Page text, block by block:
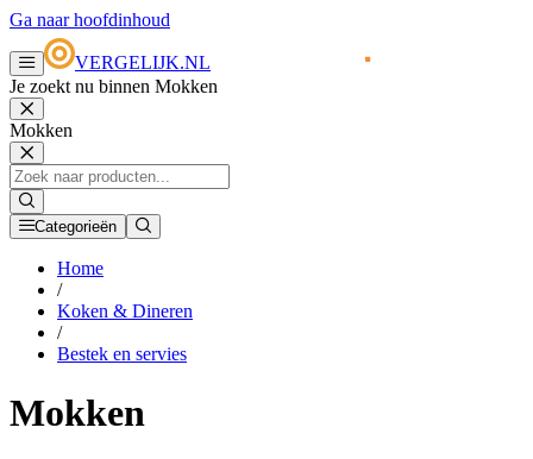
Ga naar hoofdinhoud
VERGELIJK.NL
Je zoekt nu binnen Mokken
Mokken
Categorieën
Home
/
Koken & Dineren
/
Bestek en servies
Mokken